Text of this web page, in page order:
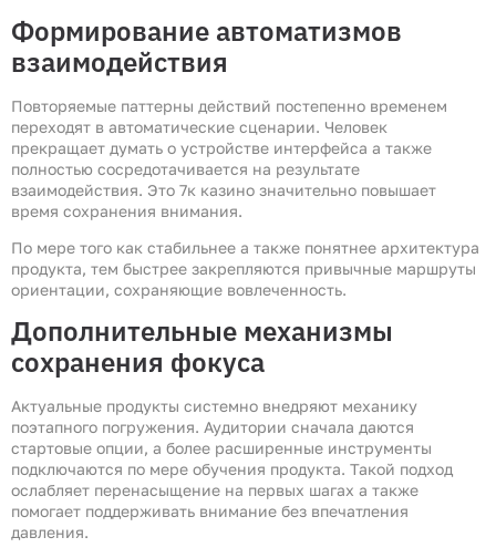
Формирование автоматизмов
взаимодействия
Повторяемые паттерны действий постепенно временем
переходят в автоматические сценарии. Человек
прекращает думать о устройстве интерфейса а также
полностью сосредотачивается на результате
взаимодействия. Это 7к казино значительно повышает
время сохранения внимания.
По мере того как стабильнее а также понятнее архитектура
продукта, тем быстрее закрепляются привычные маршруты
ориентации, сохраняющие вовлеченность.
Дополнительные механизмы
сохранения фокуса
Актуальные продукты системно внедряют механику
поэтапного погружения. Аудитории сначала даются
стартовые опции, а более расширенные инструменты
подключаются по мере обучения продукта. Такой подход
ослабляет перенасыщение на первых шагах а также
помогает поддерживать внимание без впечатления
давления.